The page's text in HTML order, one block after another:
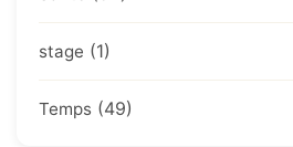
stage (1)
Temps (49)